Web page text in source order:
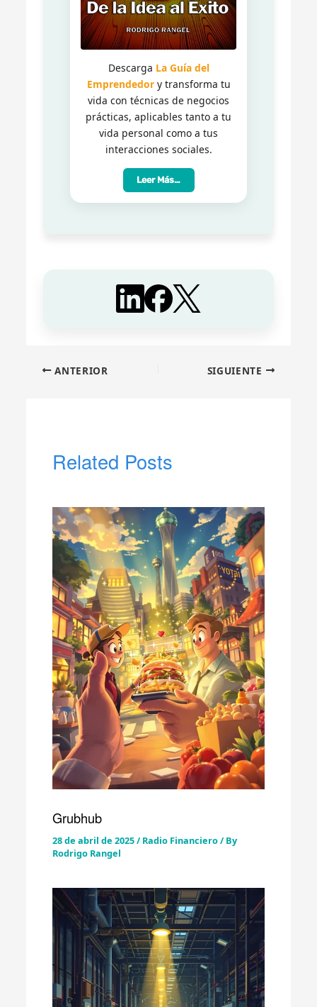
Descarga La Guía del
Emprendedory transforma tu
vida con técnicas de negocios
prácticas, aplicables tanto a tu
vida personal como a tus
interacciones sociales.
Leer Más…
ANTERIOR SIGUIENTE
Related Posts
Grubhub
28 de abril de 2025/ Radio Financiero/ By
Rodrigo Rangel